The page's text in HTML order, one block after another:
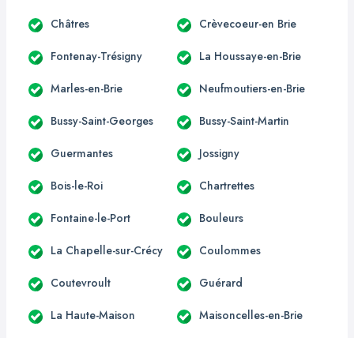
Châtres Crèvecoeur-en Brie
Fontenay-Trésigny La Houssaye-en-Brie
Marles-en-Brie Neufmoutiers-en-Brie
Bussy-Saint-Georges Bussy-Saint-Martin
Guermantes Jossigny
Bois-le-Roi Chartrettes
Fontaine-le-Port Bouleurs
La Chapelle-sur-Crécy Coulommes
Coutevroult Guérard
La Haute-Maison Maisoncelles-en-Brie